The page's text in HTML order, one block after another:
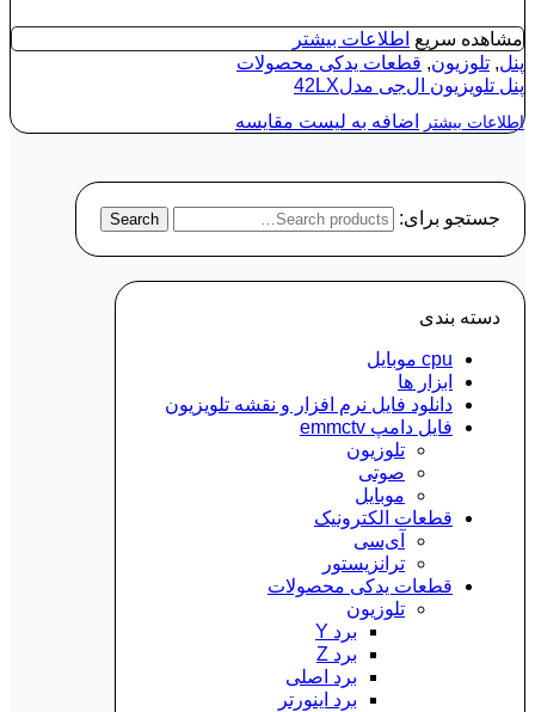
مشاهده سریع اطلاعات بیشتر
پنل, تلوزیون, قطعات یدکی محصولات
پنل تلویزیون ال‌جی مدل42LX
اطلاعات بیشتر اضافه به لیست مقایسه
جستجو برای: Search
دسته‌ بندی
cpu موبایل
ابزار ها
دانلود فایل نرم افزار و نقشه تلویزیون
فایل دامپ emmctv
تلوزیون
صوتی
موبایل
قطعات الکترونیک
آی‌سی
ترانزیستور
قطعات یدکی محصولات
تلوزیون
برد Y
برد Z
برد اصلی
برد اینورتر